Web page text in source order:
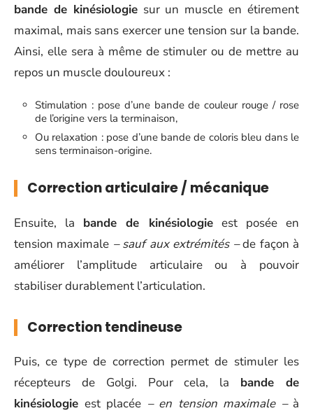
bande de kinésiologiesur un muscle en étirement
maximal, mais sans exercer une tension sur la bande.
Ainsi, elle sera à même de stimuler ou de mettre au
repos un muscle douloureux :
Stimulation : pose d’une bande de couleur rouge / rose
de l’origine vers la terminaison,
Ou relaxation : pose d’une bande de coloris bleu dans le
sens terminaison-origine.
Correction articulaire / mécanique
Ensuite, la bande de kinésiologieest posée en
tension maximale – sauf aux extrémités –de façon à
améliorer l’amplitude articulaire ou à pouvoir
stabiliser durablement l’articulation.
Correction tendineuse
Puis, ce type de correction permet de stimuler les
récepteurs de Golgi. Pour cela, la bande de
kinésiologie est placée – en tension maximale –à